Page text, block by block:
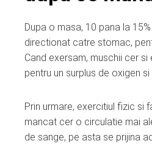
Dupa o masa, 10 pana la
directionat catre stomac,
Cand exersam, muschii cer si
pentru un surplus de oxigen si
Prin urmare, exercitiul fizic si
mancat cer o circulatie mai
de sange, pe asta se prijina